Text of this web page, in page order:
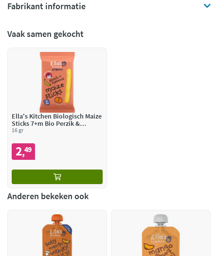
Fabrikant informatie
Vaak samen gekocht
Ella's Kitchen Biologisch Maize
Sticks 7+m Bio Perzik &
Banaan
16 gr
2,49
Anderen bekeken ook